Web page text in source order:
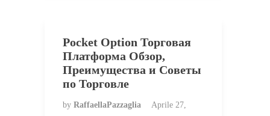
Pocket Option Торговая
Платформа Обзор,
Преимущества и Советы
по Торговле
by RaffaellaPazzaglia Aprile 27,